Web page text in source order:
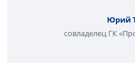
Юрий
совладелец ГК